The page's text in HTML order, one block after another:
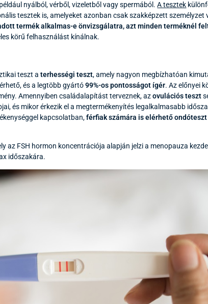
nyálból, vérből, vizeletből vagy spermából.A tesztek
tesztek is, amelyeket azonban csak szakképzett személyzet
termék alkalmas-e önvizsgálatra, azt minden terméknél
körű felhasználást kínálnak.
teszt aterhességi teszt, amely nagyon megbízhatóan
és a legtöbb gyártó99%-os pontosságot ígér. Az előnyei
Amennyiben családalapítást terveznek, azovulációs teszt
és mikor érkezik el a megtermékenyítés legalkalmasabb
kapcsolatban,férfiak számára is elérhető ondóteszt
az FSH hormon koncentrációja alapján jelzi a menopauza
időszakára.